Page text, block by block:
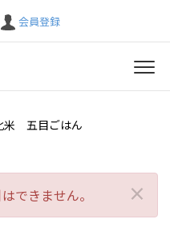
会員登録
米 五目ごはん
×
できません。